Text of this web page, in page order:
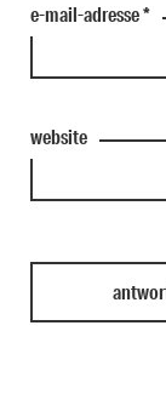
e-mail-adresse*
website